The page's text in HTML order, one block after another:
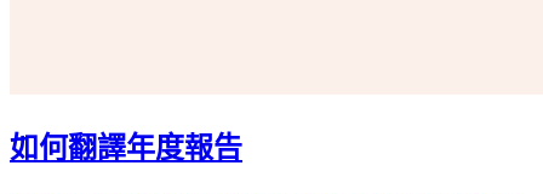
如何翻譯年度報告